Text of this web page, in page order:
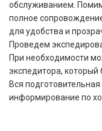
обслуживанием.
полное
для удобства и
Проведем
При необходимости
экспедитора, который
Вся
информирование по